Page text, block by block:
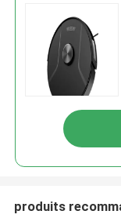
produits